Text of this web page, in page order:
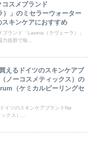
コスメブランド
）」のミセラーウォーター
キンケアにおすすめ
ブランド「Lavera（ラヴェーラ）」
力抜群で毎...
えるドイツのスキンケアブ
ノーコスメティックス）の
（ケミカルピーリングセ
イツのスキンケアブランドNø
クス）...